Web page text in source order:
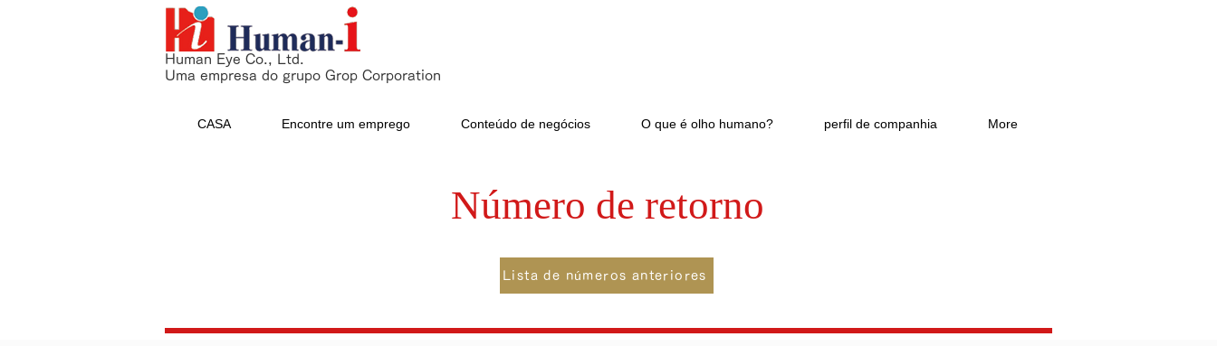
Human Eye Co., Ltd.
Uma empresa do grupo Grop Corporation
CASA Encontre um emprego Conteúdo de negócios O que é olho humano? perfil de companhia More
Número de retorno
Lista de números anteriores